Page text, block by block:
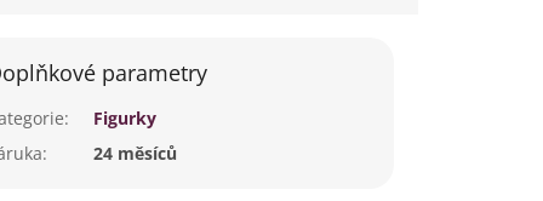
parametry
:
Figurky
: 24 měsíců